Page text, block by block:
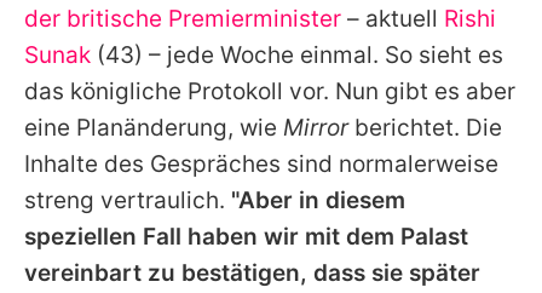
der britische Premierminister – aktuell Rishi
Sunak (43) – jede Woche einmal. So sieht es
das königliche Protokoll vor. Nun gibt es aber
eine Planänderung, wie Mirrorberichtet. Die
Inhalte des Gespräches sind normalerweise
streng vertraulich. "Aber in diesem
speziellen Fall haben wir mit dem Palast
vereinbart zu bestätigen, dass sie später